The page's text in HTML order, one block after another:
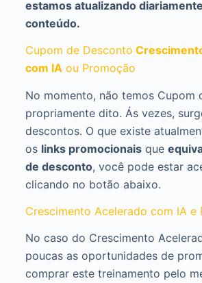
estamos atualizando
conteúdo.
Cupom de Desconto
com IA ou Promoção
No momento, não temos Cupom
propriamente dito. Ás vezes,
descontos. O que existe
os links promocionaisque
de desconto, você pode estar
clicando no botão abaixo.
Crescimento Acelerado com IA e
No caso do Crescimento
poucas as oportunidades de
comprar este treinamento pelo